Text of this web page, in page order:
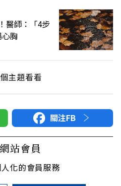
醫師：「4步
胸
主題看看
關注FB
站會員
化的會員服務